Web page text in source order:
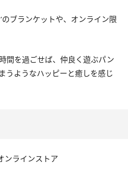
のブランケットや、オンライン限
間を過ごせば、仲良く遊ぶパン
うようなハッピーと癒しを感じ
ンラインストア